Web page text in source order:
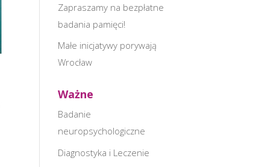
Zapraszamy na bezpłatne
badania pamięci!
Małe inicjatywy porywają
Wrocław
Ważne
Badanie
neuropsychologiczne
Diagnostyka i Leczenie